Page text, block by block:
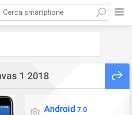
smartphone
1 2018
Sistema operativo
Android 7.0